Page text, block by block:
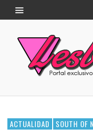
ACTUALIDAD SOUTH OF